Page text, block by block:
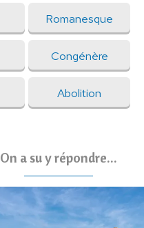
Romanesque
Congénère
Abolition
On a su y répondre...